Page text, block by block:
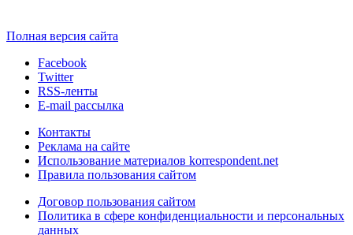
Полная версия сайта
Facebook
Twitter
RSS-ленты
E-mail рассылка
Контакты
Реклама на сайте
Использование материалов korrespondent.net
Правила пользования сайтом
Договор пользования сайтом
Политика в сфере конфиденциальности и персональных
данных